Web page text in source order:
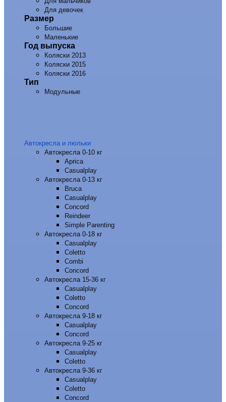
Для девочек
Размер
Большие
Маленькие
Год выпуска
Коляски 2013
Коляски 2015
Коляски 2016
Тип
Модульные
Автокресла и люльки
Автокресла 0-10 кг
Aprica
Casualplay
Автокресла 0-13 кг
Bruca
Casualplay
Concord
Reindeer
Simple Parenting
Автокресла 0-18 кг
Casualplay
Coletto
Combi
Concord
Автокресла 15-36 кг
Casualplay
Coletto
Concord
Автокресла 9-18 кг
Casualplay
Concord
Автокресла 9-25 кг
Casualplay
Coletto
Автокресла 9-36 кг
Casualplay
Coletto
Concord